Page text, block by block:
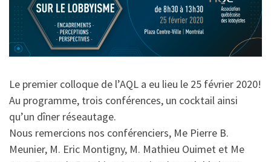
Le premier colloque de l’AQL a eu lieu le 25 février 2020!
Au programme, trois conférences, un cocktail ainsi
qu’un dîner réseautage.
Nous remercions nos conférenciers, Me Pierre B.
Meunier, M. Eric Montigny, M. Mathieu Ouimet et Me